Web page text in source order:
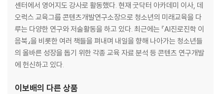
센터에서 영어지도 강사로 활동했다. 현재 굿닥터 아카데미 이사, 데
오럭스 교육그룹 콘텐츠개발연구소장으로 청소년의 미래교육을 다
루는 다양한 연구와 저술활동을 하고 있다. 최근에는 『AI진로진학 이
음북』을 비롯한 여러 책들을 펴내며 내일을 향해 나아가는 청소년들
의 올바른 성장을 돕기 위한 각종 교육 자료 분석 등 콘텐츠 연구개발
에 헌신하고 있다.
이보배의 다른 상품